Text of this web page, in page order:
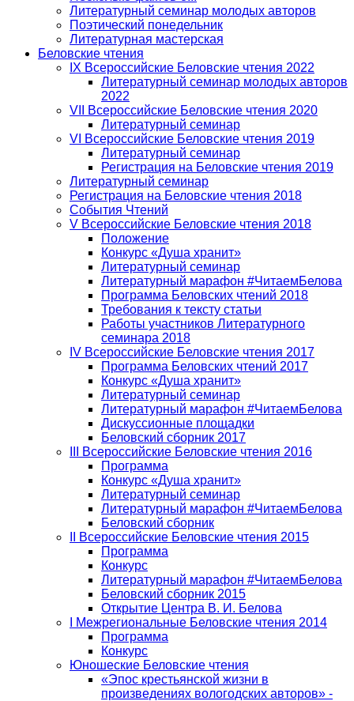
Литературный семинар молодых авторов
Поэтический понедельник
Литературная мастерская
Беловские чтения
IX Всероссийские Беловские чтения 2022
Литературный семинар молодых авторов
2022
VII Всероссийские Беловские чтения 2020
Литературный семинар
VI Всероссийские Беловские чтения 2019
Литературный семинар
Регистрация на Беловские чтения 2019
Литературный семинар
Регистрация на Беловские чтения 2018
События Чтений
V Всероссийские Беловские чтения 2018
Положение
Конкурс «Душа хранит»
Литературный семинар
Литературный марафон #ЧитаемБелова
Программа Беловских чтений 2018
Требования к тексту статьи
Работы участников Литературного
семинара 2018
IV Всероссийские Беловские чтения 2017
Программа Беловских чтений 2017
Конкурс «Душа хранит»
Литературный семинар
Литературный марафон #ЧитаемБелова
Дискуссионные площадки
Беловский сборник 2017
III Всероссийские Беловские чтения 2016
Программа
Конкурс «Душа хранит»
Литературный семинар
Литературный марафон #ЧитаемБелова
Беловский сборник
II Всероссийские Беловские чтения 2015
Программа
Конкурс
Литературный марафон #ЧитаемБелова
Беловский сборник 2015
Открытие Центра В. И. Белова
I Межрегиональные Беловские чтения 2014
Программа
Конкурс
Юношеские Беловские чтения
«Эпос крестьянской жизни в
произведениях вологодских авторов» -